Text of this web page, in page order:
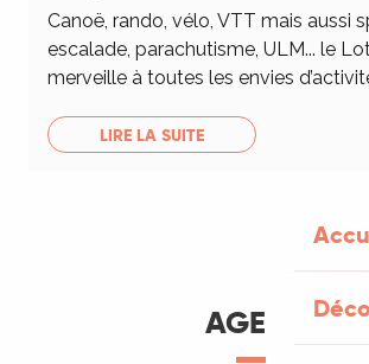
Canoë, rando, vélo, VTT mais aussi
escalade, parachutisme, ULM... le
merveille à toutes les envies
LIRE LA SUITE
AGENDA